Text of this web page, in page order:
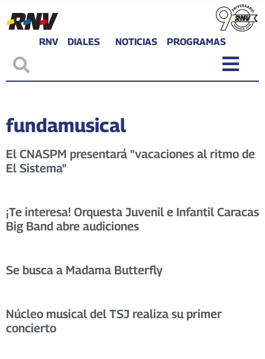
RNV DIALES NOTICIAS PROGRAMAS
fundamusical
El CNASPM presentará "vacaciones al ritmo de
El Sistema"
¡Te interesa! Orquesta Juvenil e Infantil Caracas
Big Band abre audiciones
Se busca a Madama Butterfly
Núcleo musical del TSJ realiza su primer
concierto